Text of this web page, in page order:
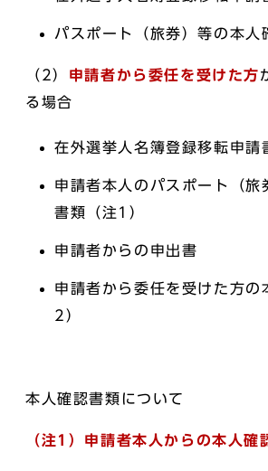
パスポート（旅券）等の本人
（2） 申請者から委任を受けた方
る場合
在外選挙人名簿登録移転申請
申請者本人のパスポート（旅
書類（注1）
申請者からの申出書
申請者から委任を受けた方の
2）
本人確認書類について
（注1）申請者本人からの本人確